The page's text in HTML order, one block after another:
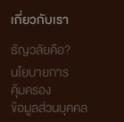
เกี่ยวกับเรา
ธัญวลัยคือ?
นโยบายการ
คุ้มครอง
ข้อมูลส่วนบุคคล